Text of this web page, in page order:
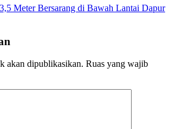
Meter Bersarang di Bawah Lantai Dapur
akan dipublikasikan. Ruas yang wajib